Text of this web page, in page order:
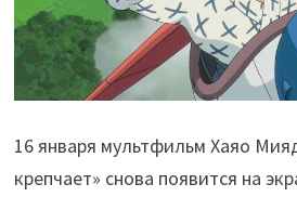
16 января мультфильм Хаяо
крепчает» снова появится на